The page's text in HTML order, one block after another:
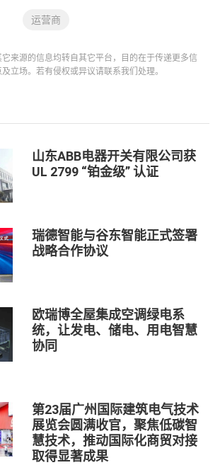
运营商
来源的信息均转自其它平台，目的在于传递更多信
立场。若有侵权或异议请联系我们处理。
山东ABB电器开关有限公司获
UL 2799 “铂金级” 认证
瑞德智能与谷东智能正式签署
战略合作协议
欧瑞博全屋集成空调绿电系
统，让发电、储电、用电智慧
协同
第23届广州国际建筑电气技术
展览会圆满收官，聚焦低碳智
慧技术，推动国际化商贸对接
取得显著成果